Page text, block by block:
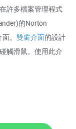
許多檔案管理程式
的Norton
。 雙窗介面的設計
觸滑鼠。使用此介